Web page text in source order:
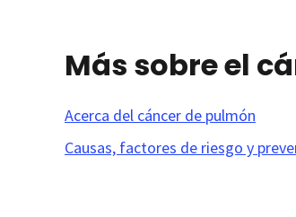
Más sobre el
Acerca del cáncer de pulmón
Causas, factores de riesgo y